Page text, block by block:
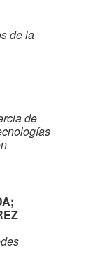
de la
de